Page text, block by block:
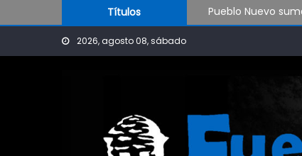
Títulos
OPINIÓN: ¿Hasta
2026, agosto 08, sábado